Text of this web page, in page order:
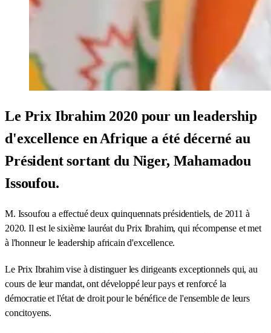
Le Prix Ibrahim 2020 pour un leadership
d'excellence en Afrique a été décerné au
Président sortant du Niger, Mahamadou
Issoufou.
M. Issoufou a effectué deux quinquennats présidentiels, de 2011 à
2020. Il est le sixième lauréat du Prix Ibrahim, qui récompense et met
à l'honneur le leadership africain d'excellence.
Le Prix Ibrahim vise à distinguer les dirigeants exceptionnels qui, au
cours de leur mandat, ont développé leur pays et renforcé la
démocratie et l'état de droit pour le bénéfice de l'ensemble de leurs
concitoyens.